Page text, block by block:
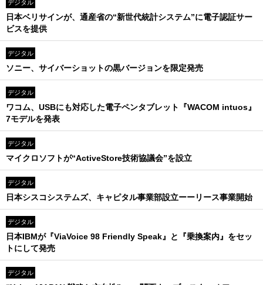
デジタル
日本ベリサインが、通産省の“新世代統計システム”に電子認証サー
ビスを提供
デジタル
ソニー、サイバーショットの黒バージョンを限定発売
デジタル
ワコム、USBにも対応した電子ペンタブレット『WACOM intuos』
7モデルを発表
デジタル
マイクロソフトが“ActiveStore技術協議会”を設立
デジタル
日本シスコシステムズ、キャピタル事業部設立ーーリース事業開始
デジタル
日本IBMが『ViaVoice 98 Friendly Speak』と『乗換案内』をセッ
トにして発売
デジタル